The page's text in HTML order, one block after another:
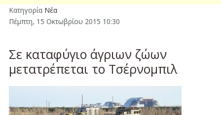
Κατηγορία Νέα
Πέμπτη, 15 Οκτωβρίου 2015 10:30
Σε καταφύγιο άγριων ζώων
μετατρέπεται το Τσέρνομπιλ